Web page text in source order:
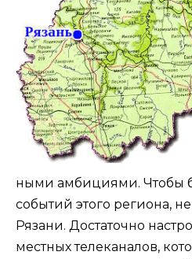
ными амбициями. Чтобы
событий этого региона,
Рязани. Достаточно
местных телеканалов,